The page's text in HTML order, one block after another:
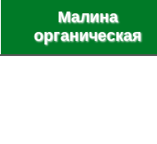
Малина
органическая